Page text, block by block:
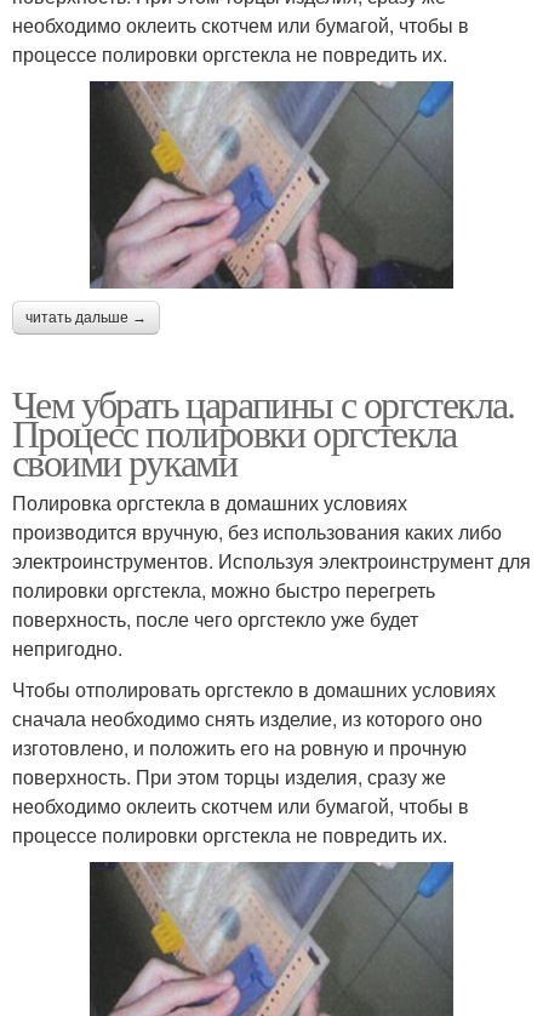
необходимо оклеить скотчем или бумагой, чтобы в
процессе полировки оргстекла не повредить их.
читать дальше →
Чем убрать царапины с оргстекла.
Процесс полировки оргстекла
своими руками
Полировка оргстекла в домашних условиях
производится вручную, без использования каких либо
электроинструментов. Используя электроинструмент для
полировки оргстекла, можно быстро перегреть
поверхность, после чего оргстекло уже будет
непригодно.
Чтобы отполировать оргстекло в домашних условиях
сначала необходимо снять изделие, из которого оно
изготовлено, и положить его на ровную и прочную
поверхность. При этом торцы изделия, сразу же
необходимо оклеить скотчем или бумагой, чтобы в
процессе полировки оргстекла не повредить их.